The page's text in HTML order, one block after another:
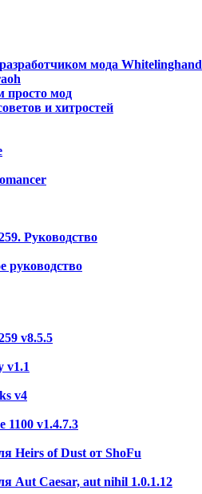
мода Whitelinghand
просто мод
и хитростей
Руководство
руководство
v8.5.5
v1.1
v4
1100 v1.4.7.3
Heirs of Dust от ShoFu
Aut Caesar, aut nihil 1.0.1.12